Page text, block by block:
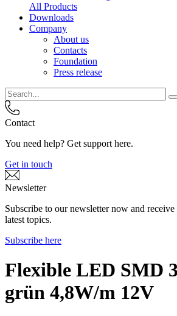
All Products
Downloads
Company
About us
Contacts
Foundation
Press release
Contact
You need help? Get support here.
Get in touch
Newsletter
Subscribe to our newsletter now and
latest topics.
Subscribe here
Flexible LED SMD
grün 4,8W/m 12V